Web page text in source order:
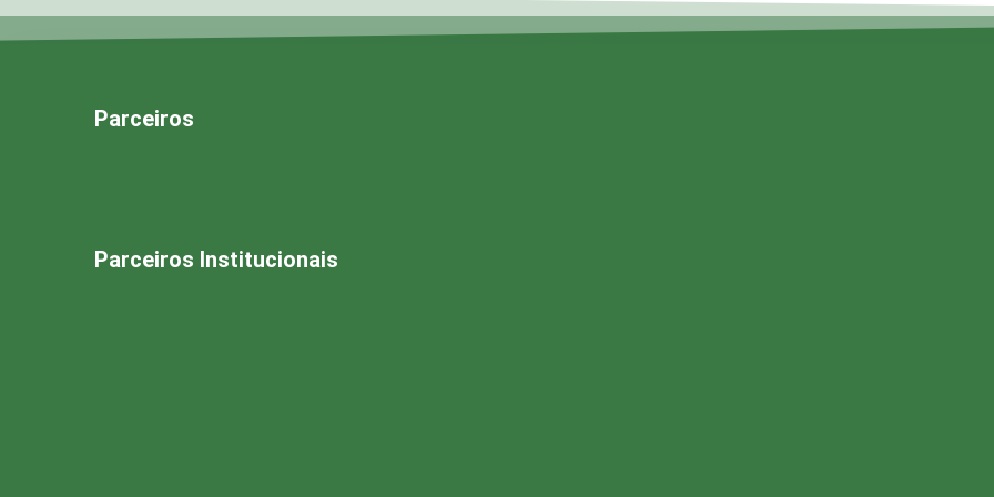
Parceiros
Parceiros Institucionais